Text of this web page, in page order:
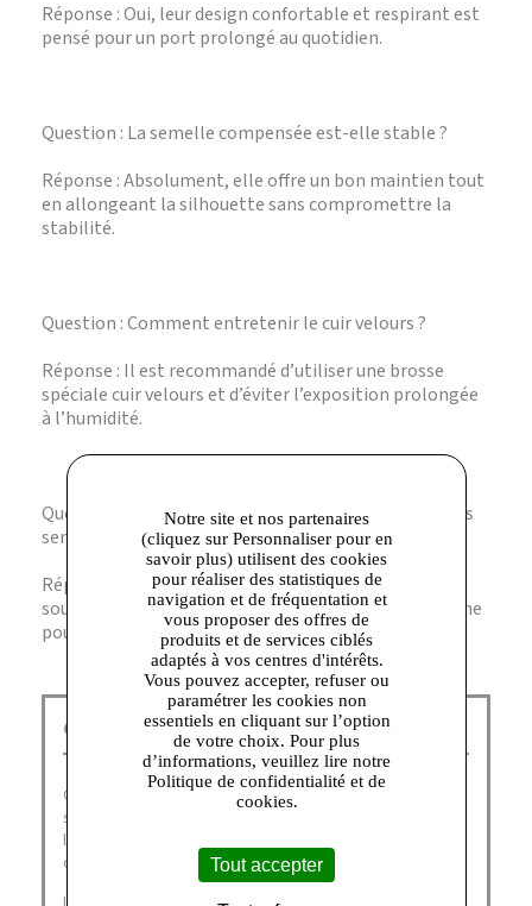
Réponse : Oui, leur design confortable et respirant est
pensé pour un port prolongé au quotidien.
Question : La semelle compensée est-elle stable ?
Réponse : Absolument, elle offre un bon maintien tout
en allongeant la silhouette sans compromettre la
stabilité.
Question : Comment entretenir le cuir velours ?
Réponse : Il est recommandé d’utiliser une brosse
spéciale cuir velours et d’éviter l’exposition prolongée
à l’humidité.
Question : Ces sandales sont-elles adaptées aux pieds
sensibles ?
Réponse : Oui, leur semelle amortissante et la
souplesse du cuir apportent un confort optimal même
pour les pieds délicats.
GEOX Corbeil :
Geox doit son succès international à ses chaussures aux
semelles innovantes et brevetées qui laissent respirer
le pied tout en restant imperméables, garantissant un
confort de chausse optimal.
Notre site et nos partenaires
(cliquez sur Personnaliser pour en
savoir plus) utilisent des cookies
pour réaliser des statistiques de
navigation et de fréquentation et
vous proposer des offres de
produits et de services ciblés
adaptés à vos centres d'intérêts.
Vous pouvez accepter, refuser ou
paramétrer les cookies non
essentiels en cliquant sur l’option
de votre choix. Pour plus
d’informations, veuillez lire notre
Politique de confidentialité et de
cookies.
Tout accepter